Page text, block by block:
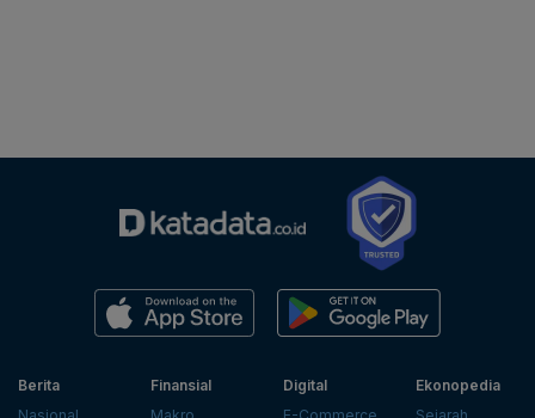
Berita
Finansial
Digital
Ekonopedia